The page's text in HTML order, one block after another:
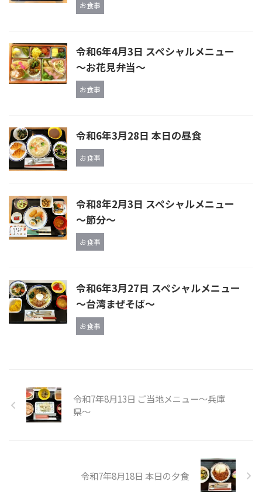
お食事
令和6年4月3日 スペシャルメニュー
～お花見弁当～
お食事
令和6年3月28日 本日の昼食
お食事
令和8年2月3日 スペシャルメニュー
～節分～
お食事
令和6年3月27日 スペシャルメニュー
～台湾まぜそば～
お食事
令和7年8月13日 ご当地メニュー〜兵庫
県〜
令和7年8月18日 本日の夕食